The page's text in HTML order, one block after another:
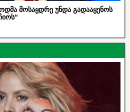
მოსაყდრე უნდა გადააყენოს